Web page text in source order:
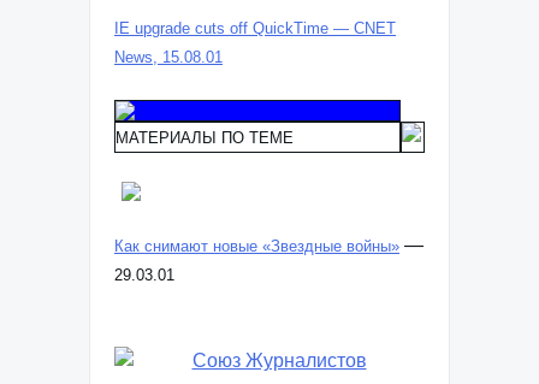
IE upgrade cuts off QuickTime — CNET
News, 15.08.01
МАТЕРИАЛЫ ПО ТЕМЕ
Как снимают новые «Звездные войны» —
29.03.01